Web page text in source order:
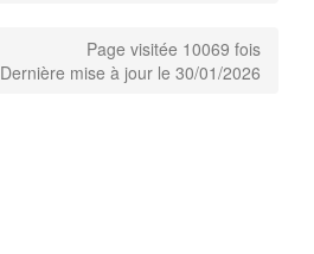
Page visitée 10069 fois
Dernière mise à jour le 30/01/2026